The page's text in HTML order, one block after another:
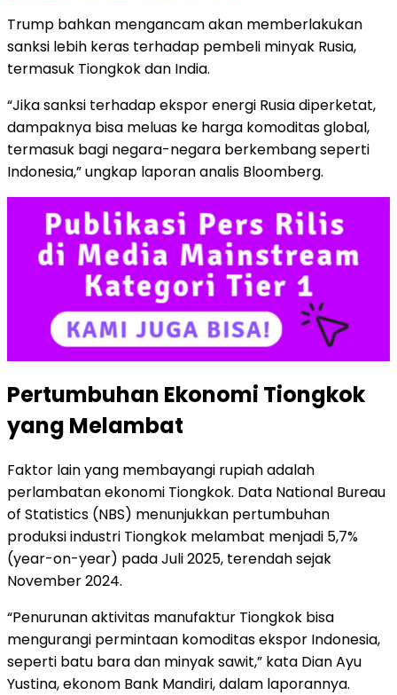
Trump bahkan mengancam akan memberlakukan
sanksi lebih keras terhadap pembeli minyak Rusia,
termasuk Tiongkok dan India.
“Jika sanksi terhadap ekspor energi Rusia diperketat,
dampaknya bisa meluas ke harga komoditas global,
termasuk bagi negara-negara berkembang seperti
Indonesia,” ungkap laporan analis Bloomberg.
Pertumbuhan Ekonomi Tiongkok
yang Melambat
Faktor lain yang membayangi rupiah adalah
perlambatan ekonomi Tiongkok. Data National Bureau
of Statistics (NBS) menunjukkan pertumbuhan
produksi industri Tiongkok melambat menjadi 5,7%
(year-on-year) pada Juli 2025, terendah sejak
November 2024.
“Penurunan aktivitas manufaktur Tiongkok bisa
mengurangi permintaan komoditas ekspor Indonesia,
seperti batu bara dan minyak sawit,” kata Dian Ayu
Yustina, ekonom Bank Mandiri, dalam laporannya.